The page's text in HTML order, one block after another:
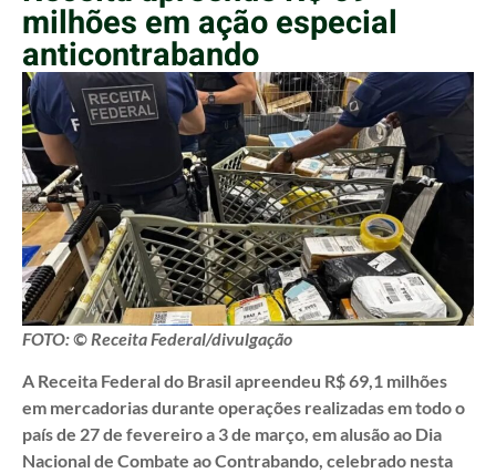
milhões em ação especial
anticontrabando
FOTO: © Receita Federal/divulgação
A Receita Federal do Brasil apreendeu R$ 69,1 milhões
em mercadorias durante operações realizadas em todo o
país de 27 de fevereiro a 3 de março, em alusão ao Dia
Nacional de Combate ao Contrabando, celebrado nesta